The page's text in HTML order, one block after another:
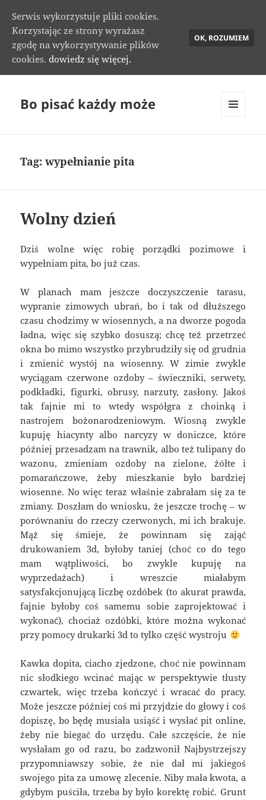
Bo pisać każdy może
Tag:wypełnianie pita
Wolny dzień
Dziś wolne więc robię porządki pozimowe i
wypełniam pita, bo już czas.
W planach mam jeszcze doczyszczenie tarasu,
wypranie zimowych ubrań, bo i tak od dłuższego
czasu chodzimy w wiosennych, a na dworze pogoda
ładna, więc się szybko dosuszą; chcę też przetrzeć
okna bo mimo wszystko przybrudziły się od grudnia
i zmienić wystój na wiosenny. W zimie zwykle
wyciągam czerwone ozdoby – świeczniki, serwety,
podkładki, figurki, obrusy, narzuty, zasłony. Jakoś
tak fajnie mi to wtedy współgra z choinką i
nastrojem bożonarodzeniowym. Wiosną zwykle
kupuję hiacynty albo narcyzy w doniczce, które
później przesadzam na trawnik, albo też tulipany do
wazonu, zmieniam ozdoby na zielone, żółte i
pomarańczowe, żeby mieszkanie było bardziej
wiosenne. No więc teraz właśnie zabrałam się za te
zmiany. Doszłam do wniosku, że jeszcze trochę – w
porównaniu do rzeczy czerwonych, mi ich brakuje.
Mąż się śmieje, że powinnam się zająć
drukowaniem 3d, byłoby taniej (choć co do tego
mam wątpliwości, bo zwykle kupuję na
wyprzedażach) i wreszcie miałabym
satysfakcjonującą liczbę ozdóbek (to akurat prawda,
fajnie byłoby coś samemu sobie zaprojektować i
wykonać), chociaż ozdóbki, które można wykonać
przy pomocydrukarki 3d to tylko część wystroju
Kawka dopita, ciacho zjedzone, choć nie powinnam
nic słodkiego wcinać mając w perspektywie tłusty
czwartek, więc trzeba kończyć i wracać do pracy.
Może jeszcze później coś mi przyjdzie do głowy i coś
dopiszę, bo będę musiała usiąść i wysłaćpit online,
żeby nie biegać do urzędu. Całe szczęście, że nie
wysłałam go od razu, bo zadzwonił Najbystrzejszy
przypomniawszy sobie, że nie dał mi jakiegoś
swojego pita za umowę zlecenie. Niby mała kwota, a
gdybym puściła, trzeba by było korektę robić. Grunt
Serwis wykorzystuje pliki cookies.
Korzystając ze strony wyrażasz
zgodę na wykorzystywanie plików
cookies. dowiedz się więcej.
OK, ROZUMIEM